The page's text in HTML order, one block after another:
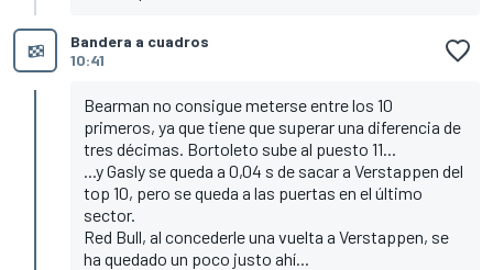
Bandera a cuadros
10:41
Bearman no consigue meterse entre los 10
primeros, ya que tiene que superar una diferencia de
tres décimas. Bortoleto sube al puesto 11...
...y Gasly se queda a 0,04 s de sacar a Verstappen del
top 10, pero se queda a las puertas en el último
sector.
Red Bull, al concederle una vuelta a Verstappen, se
ha quedado un poco justo ahí...